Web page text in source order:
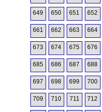
649 650 651 652
661 662 663 664
673 674 675 676
685 686 687 688
697 698 699 700
709 710 711 712